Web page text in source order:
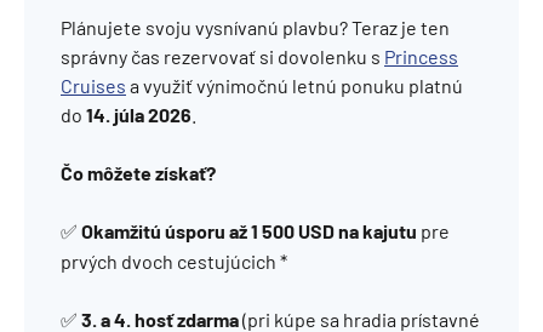
Plánujete svoju vysnívanú plavbu? Teraz je ten
správny čas rezervovať si dovolenku s Princess
Cruises a využiť výnimočnú letnú ponuku platnú
do 14. júla 2026
Čo môžete získať?
✅ Okamžitú úsporu až 1 500 USD na kajutu pre
prvých dvoch cestujúcich *
✅ 3. a 4. hosť zdarma(pri kúpe sa hradia prístavné